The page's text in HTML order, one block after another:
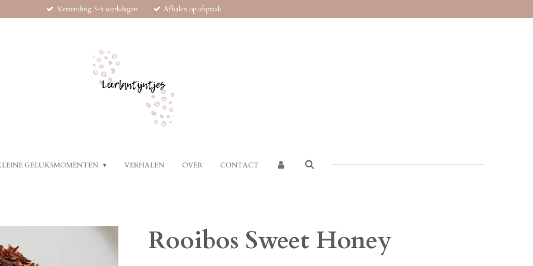
Verzending 3-5 werkdagen Afhalen op afspraak
GELUKSMOMENTEN VERHALEN OVER CONTACT
Rooibos Sweet Honey